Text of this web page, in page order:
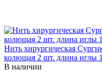
Нить хирургическая
колющая 2 шт. длина иглы
В наличии